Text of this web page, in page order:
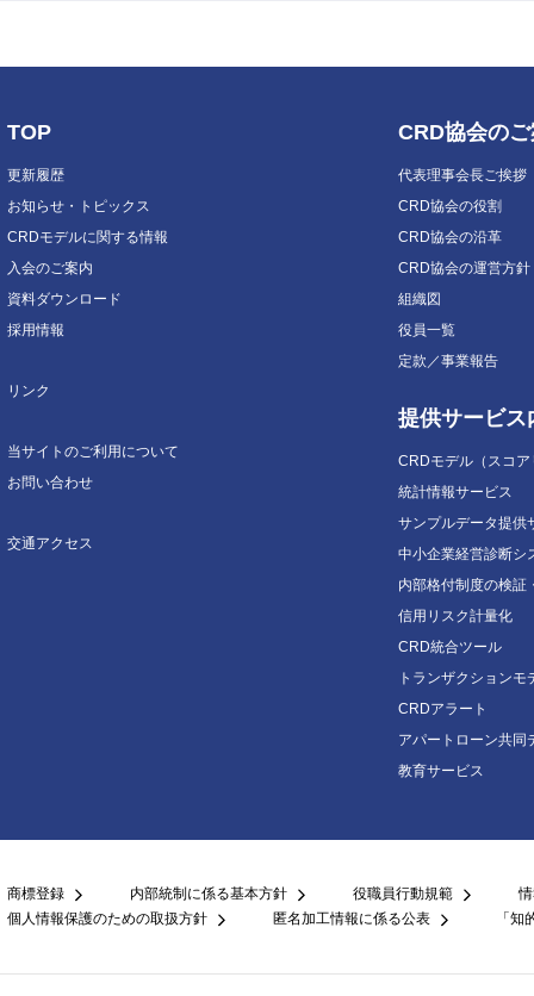
TOP
更新履歴
お知らせ・トピックス
CRDモデルに関する情報
入会のご案内
資料ダウンロード
採用情報
リンク
当サイトのご利用について
お問い合わせ
交通アクセス
CRD協会の
代表理事会長ご挨拶
CRD協会の役割
CRD協会の沿革
CRD協会の運営方針
組織図
役員一覧
定款／事業報告
提供サービス
CRDモデル（スコ
統計情報サービス
サンプルデータ提供
中小企業経営診断シ
内部格付制度の検証
信用リスク計量化
CRD統合ツール
トランザクションモ
CRDアラート
アパートローン共同
教育サービス
商標登録 内部統制に係る基本方針 役職員行動規範
個人情報保護のための取扱方針
匿名加工情報に係る公表 「